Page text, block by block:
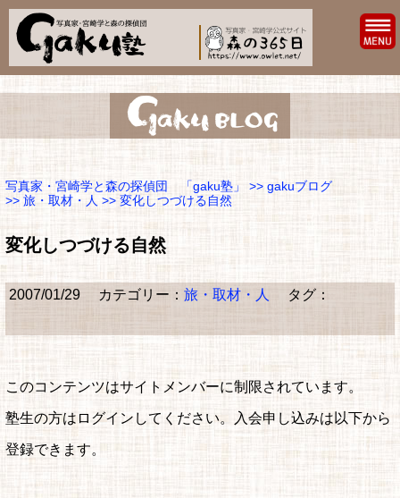
写真家・宮崎学と森の探偵団 「gaku塾」 >> gakuブログ
>> 旅・取材・人 >> 変化しつづける自然
変化しつづける自然
2007/01/29 カテゴリー： 旅・取材・人 タグ：
このコンテンツはサイトメンバーに制限されています。
塾生の方はログインしてください。入会申し込みは以下から
登録できます。